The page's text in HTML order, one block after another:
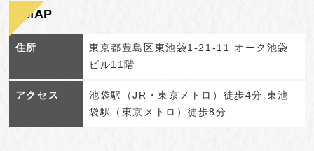
MAP
住所
東京都豊島区東池袋1-21-11 オーク池袋
ビル11階
アクセス
池袋駅（JR・東京メトロ）徒歩4分 東池
袋駅（東京メトロ）徒歩8分